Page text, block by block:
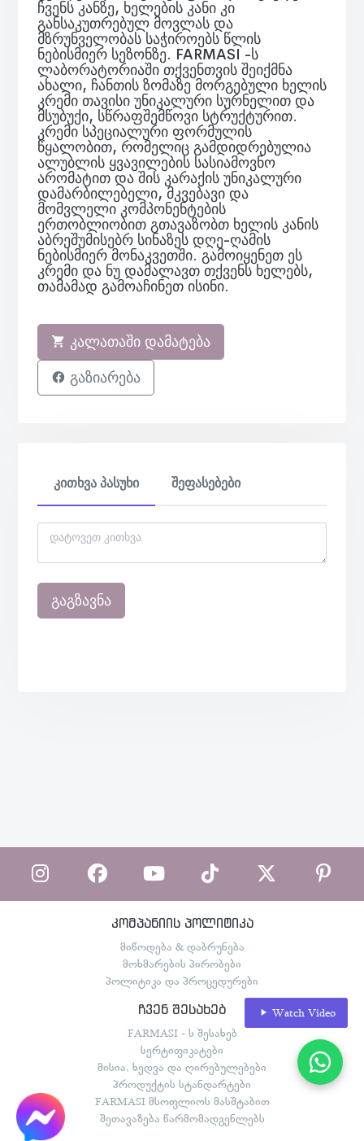
ჩვენს კანზე, ხელების კანი კი
განსაკუთრებულ მოვლას და
მზრუნველობას საჭიროებს წლის
ნებისმიერ სეზონზე. FARMASI -ს
ლაბორატორიაში თქვენთვის შეიქმნა
ახალი, ჩანთის ზომაზე მორგებული ხელის
კრემი თავისი უნიკალური სურნელით და
მსუბუქი, სწრაფშემწოვი სტრუქტურით.
კრემი სპეციალური ფორმულის
წყალობით, რომელიც გამდიდრებულია
ალუბლის ყვავილების სასიამოვნო
არომატით და შის კარაქის უნიკალური
დამარბილებელი, მკვებავი და
მომვლელი კომპონენტების
ერთობლიობით გთავაზობთ ხელის კანის
აბრეშუმისებრ სინაზეს დღე-ღამის
ნებისმიერ მონაკვეთში. გამოიყენეთ ეს
კრემი და ნუ დამალავთ თქვენს ხელებს,
თამამად გამოაჩინეთ ისინი.
კალათაში დამატება
გაზიარება
კითხვა პასუხი შეფასებები
გაგზავნა
კომპანიის პოლიტიკა
მიწოდება & დაბრუნება
მოხმარების პირობები
პოლიტიკა და პროცედურები
ჩვენ შესახებ
FARMASI - ს შესახებ
სერტიფიკატები
მისია, ხედვა და ღირებულებები
პროდუქტის სტანდარტები
FARMASI მსოფლიოს მასშტაბით
შეთავაზება წარმომადგენლებს
Watch Video